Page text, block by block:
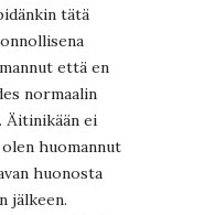
tätä
että en
normaalin
Äitinikään ei
huomannut
huonosta
jälkeen.